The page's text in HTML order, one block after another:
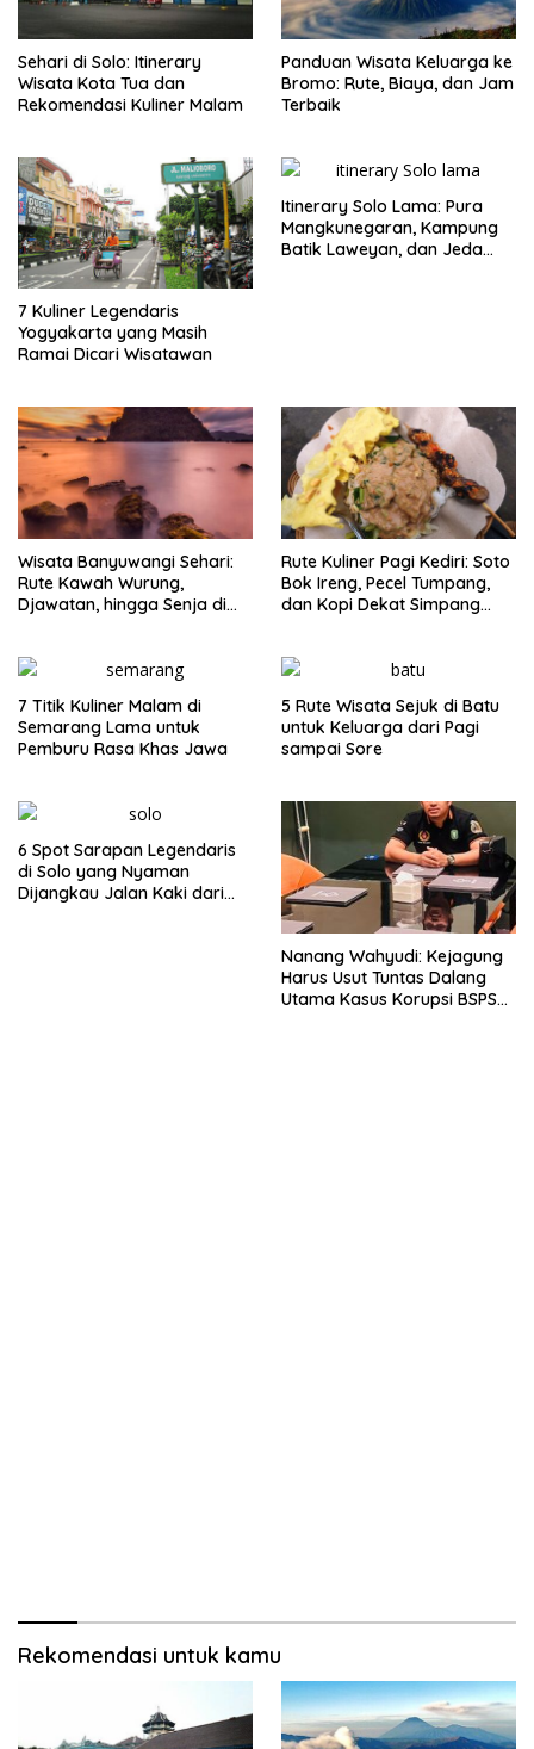
Sehari di Solo: Itinerary
Wisata Kota Tua dan
Rekomendasi Kuliner Malam
Panduan Wisata Keluarga ke
Bromo: Rute, Biaya, dan Jam
Terbaik
7 Kuliner Legendaris
Yogyakarta yang Masih
Ramai Dicari Wisatawan
Itinerary Solo Lama: Pura
Mangkunegaran, Kampung
Batik Laweyan, dan Jeda
Wisata Banyuwangi Sehari:
Rute Kawah Wurung,
Djawatan, hingga Senja di
Rute Kuliner Pagi Kediri: Soto
Bok Ireng, Pecel Tumpang,
dan Kopi Dekat Simpang
7 Titik Kuliner Malam di
Semarang Lama untuk
Pemburu Rasa Khas Jawa
5 Rute Wisata Sejuk di Batu
untuk Keluarga dari Pagi
sampai Sore
6 Spot Sarapan Legendaris
di Solo yang Nyaman
Dijangkau Jalan Kaki dari
Nanang Wahyudi: Kejagung
Harus Usut Tuntas Dalang
Utama Kasus Korupsi BSPS
Rekomendasi untuk kamu